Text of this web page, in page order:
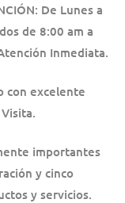
De Lunes a
de 8:00 am a
Inmediata.
con excelente
importantes
y cinco
y servicios.